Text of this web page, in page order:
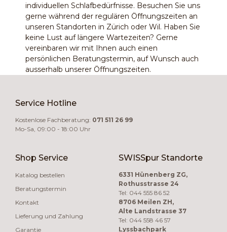
individuellen Schlafbedürfnisse. Besuchen Sie uns
gerne während der regulären Öffnungszeiten an
unseren Standorten in Zürich oder Wil. Haben Sie
keine Lust auf längere Wartezeiten? Gerne
vereinbaren wir mit Ihnen auch einen
persönlichen Beratungstermin, auf Wunsch auch
ausserhalb unserer Öffnungszeiten.
Service Hotline
Kostenlose Fachberatung: 071 511 26 99
Mo-Sa, 09:00 - 18:00 Uhr
Shop Service
Katalog bestellen
Beratungstermin
Kontakt
Lieferung und Zahlung
Garantie
SWISSpur Standorte
6331 Hünenberg ZG,
Rothusstrasse 24
Tel: 044 555 86 52
8706 Meilen ZH,
Alte Landstrasse 37
Tel: 044 558 46 57
Lyssbachpark